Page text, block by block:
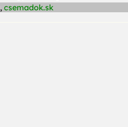
, csemadok.sk